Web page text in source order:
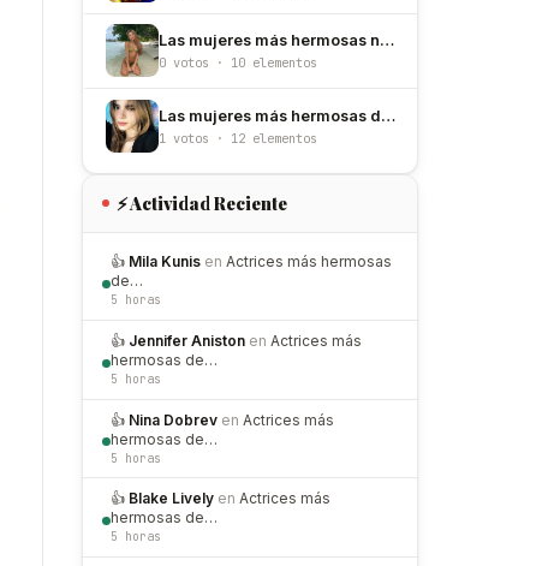
Las mujeres más hermosas nacidas un 7 de junio
0 votos · 10 elementos
Las mujeres más hermosas de Puerto Rico
1 votos · 12 elementos
⚡ Actividad Reciente
👍 Mila Kunis en Actrices más hermosas
de…
5 horas
👍 Jennifer Aniston en Actrices más
hermosas de…
5 horas
👍 Nina Dobrev en Actrices más
hermosas de…
5 horas
👍 Blake Lively en Actrices más
hermosas de…
5 horas